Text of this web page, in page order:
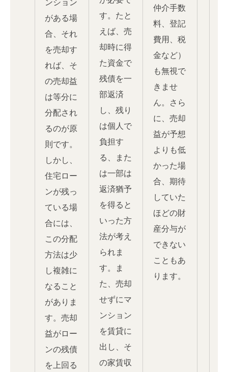
ンション
がある場
合、それ
を売却す
れば、そ
の売却益
は等分に
分配され
るのが原
則です。
しかし、
住宅ロー
ンが残っ
ている場
合には、
この分配
方法は少
し複雑に
なること
がありま
す。売却
益がロー
ンの残債
を上回る
す。たと
えば、売
却時に得
た資金で
残債を一
部返済
し、残り
は個人で
負担す
る、また
は一部は
返済猶予
を得ると
いった方
法が考え
られま
す。ま
た、売却
せずにマ
ンション
を賃貸に
出し、そ
の家賃収
仲介手数
料、登記
費用、税
金など）
も無視で
きませ
ん。さら
に、売却
益が予想
よりも低
かった場
合、期待
していた
ほどの財
産分与が
できない
こともあ
ります。